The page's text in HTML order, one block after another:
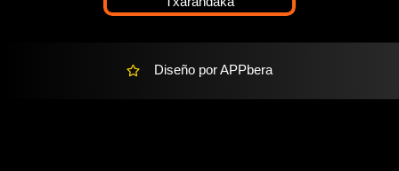
Diseño por APPbera